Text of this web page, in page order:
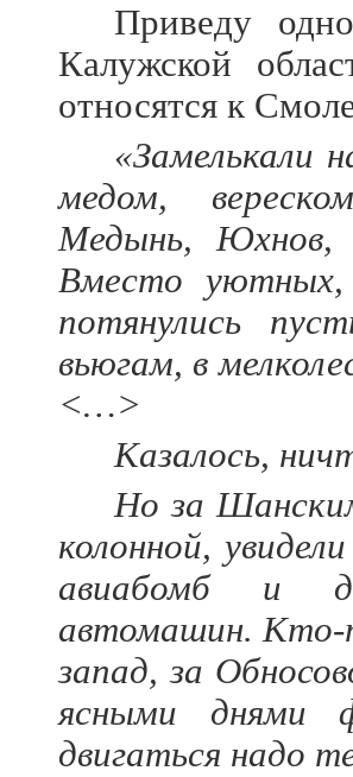
Приведу
Калужской
относятся к
«Замелькали
медом,
Медынь, Юхнов,
Вместо уютных,
потянулись
вьюгам, в
<…>
Казалось,
Но за
колонной,
авиабомб и
автомашин. Кто-
запад, за
ясными днями
двигаться надо